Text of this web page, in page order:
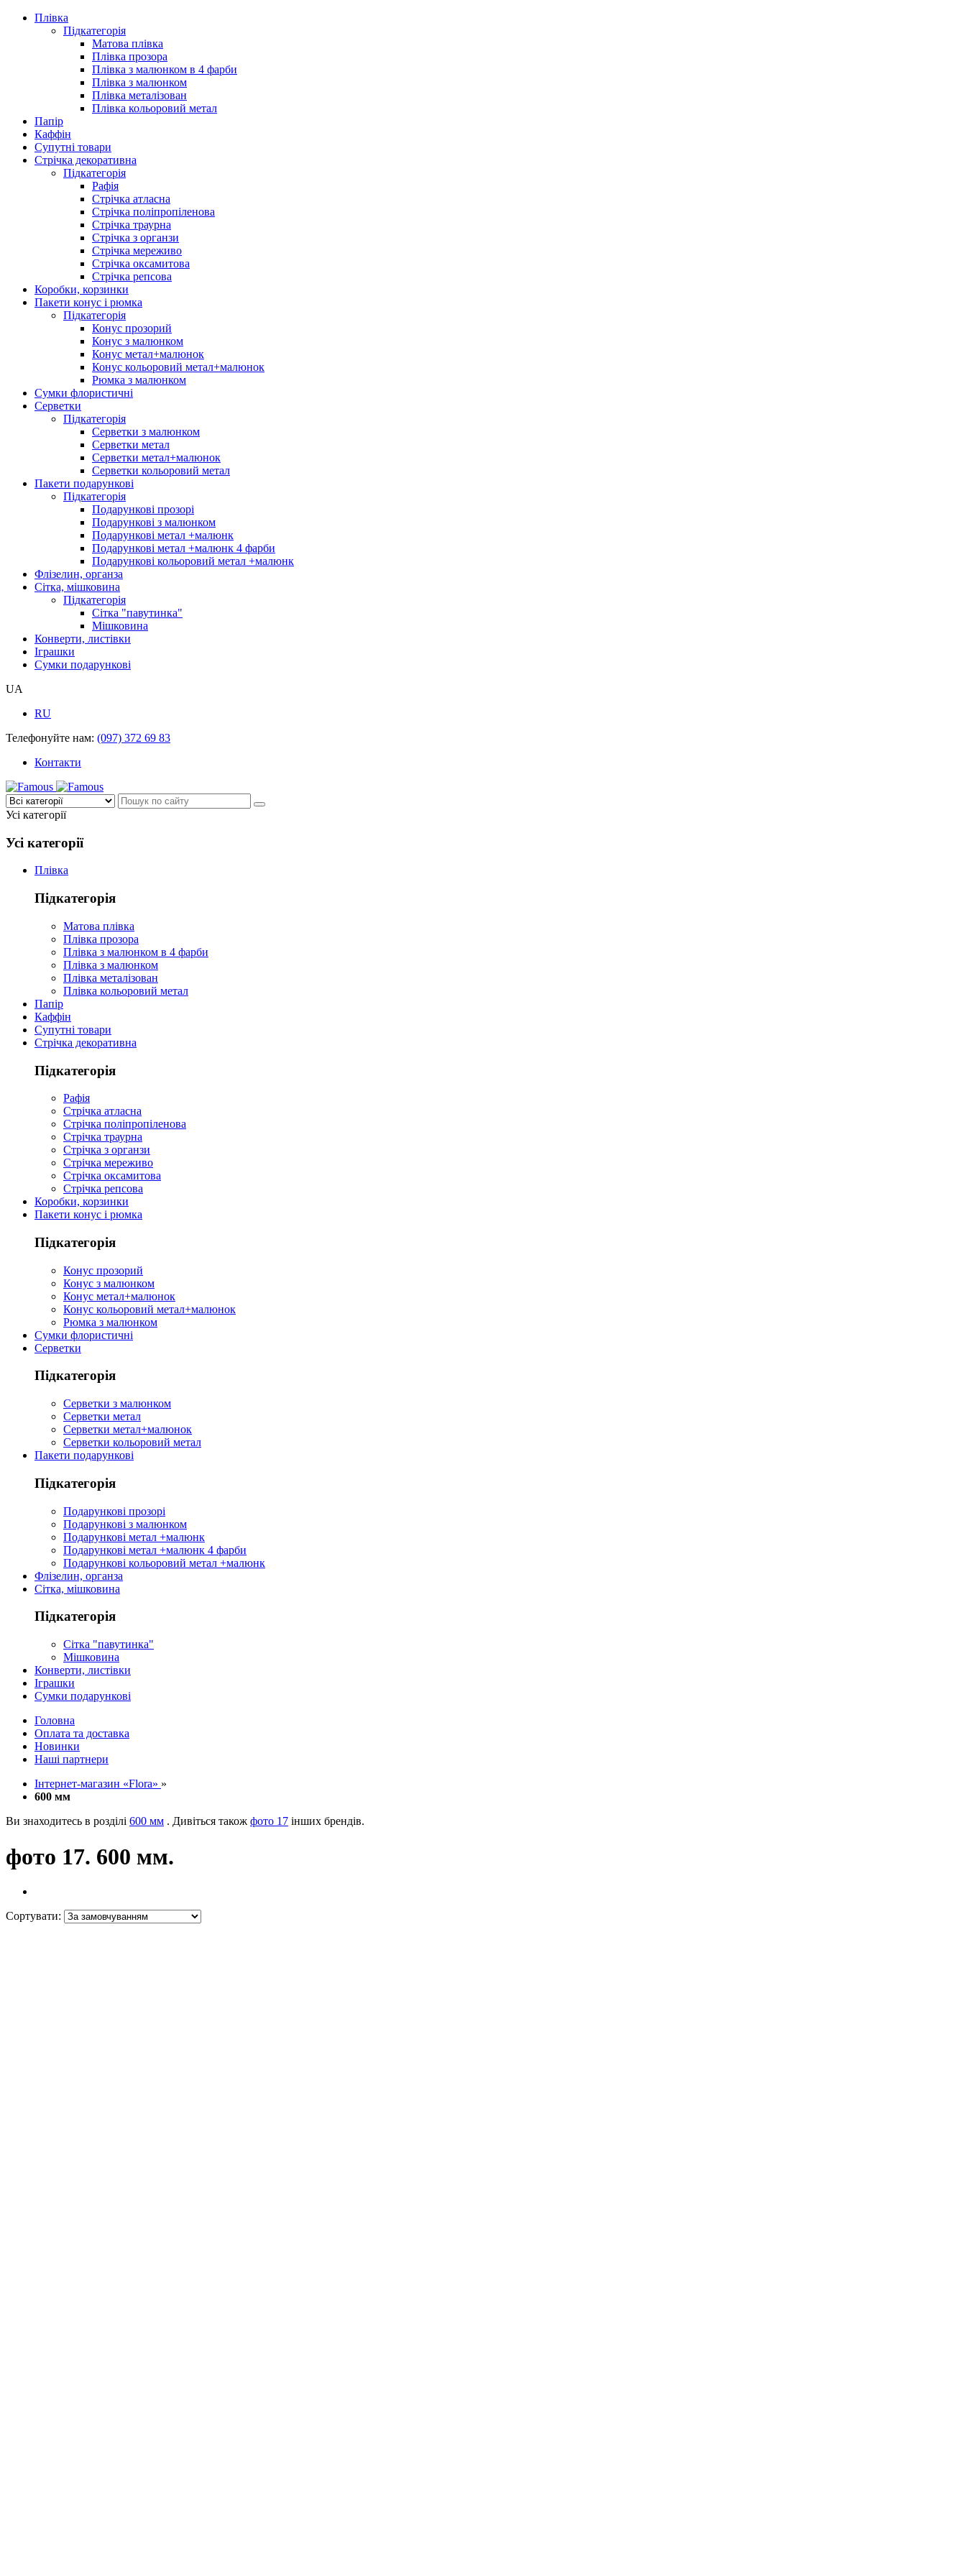
Плівка
Підкатегорія
Матова плівка
Плівка прозора
Плівка з малюнком в 4 фарби
Плівка з малюнком
Плівка металізован
Плівка кольоровий метал
Папір
Каффін
Супутні товари
Стрічка декоративна
Підкатегорія
Рафія
Стрічка атласна
Стрічка поліпропіленова
Стрічка траурна
Стрічка з органзи
Стрічка мереживо
Стрічка оксамитова
Стрічка репсова
Коробки, корзинки
Пакети конус і рюмка
Підкатегорія
Конус прозорий
Конус з малюнком
Конус метал+малюнок
Конус кольоровий метал+малюнок
Рюмка з малюнком
Сумки флористичні
Серветки
Підкатегорія
Серветки з малюнком
Серветки метал
Серветки метал+малюнок
Серветки кольоровий метал
Пакети подарункові
Підкатегорія
Подарункові прозорі
Подарункові з малюнком
Подарункові метал +малюнк
Подарункові метал +малюнк 4 фарби
Подарункові кольоровий метал +малюнк
Флізелин, органза
Сітка, мішковина
Підкатегорія
Сітка "павутинка"
Мішковина
Конверти, листівки
Іграшки
Сумки подарункові
UA
RU
Телефонуйте нам: (097) 372 69 83
Контакти
Усі категорії
Усі категорії
Плівка
Підкатегорія
Матова плівка
Плівка прозора
Плівка з малюнком в 4 фарби
Плівка з малюнком
Плівка металізован
Плівка кольоровий метал
Папір
Каффін
Супутні товари
Стрічка декоративна
Підкатегорія
Рафія
Стрічка атласна
Стрічка поліпропіленова
Стрічка траурна
Стрічка з органзи
Стрічка мереживо
Стрічка оксамитова
Стрічка репсова
Коробки, корзинки
Пакети конус і рюмка
Підкатегорія
Конус прозорий
Конус з малюнком
Конус метал+малюнок
Конус кольоровий метал+малюнок
Рюмка з малюнком
Сумки флористичні
Серветки
Підкатегорія
Серветки з малюнком
Серветки метал
Серветки метал+малюнок
Серветки кольоровий метал
Пакети подарункові
Підкатегорія
Подарункові прозорі
Подарункові з малюнком
Подарункові метал +малюнк
Подарункові метал +малюнк 4 фарби
Подарункові кольоровий метал +малюнк
Флізелин, органза
Сітка, мішковина
Підкатегорія
Сітка "павутинка"
Мішковина
Конверти, листівки
Іграшки
Сумки подарункові
Головна
Оплата та доставка
Новинки
Наші партнери
Інтернет-магазин «Flora» »
600 мм
Ви знаходитесь в розділі 600 мм . Дивіться також фото 17 інших брендів.
фото 17. 600 мм.
Сортувати: